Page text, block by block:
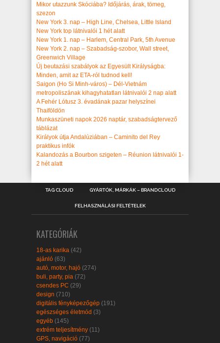
Mikor utazzunk Skóciába? Időjárás, árak, tömeg,
szezon
New York 3. nap – High Line, Chelsea, Little Island
New York top látnivalói 1 hét alatt
New York 1. nap – Harlem, Central Park, 5th Avenue
New York 2. nap – Szabadság-szobor, Wall street,
Greenwich Village
Új beutazási szabályok az Egyesült Királyságba:
Minden, amit az ETA-ról tudnod kell!
Saigon (Ho Si Minh-város) – Dél-Vietnám
metropoliszának kihagyhatatlan látnivalói 2 nap alatt
A Fehér Lótusz 3. évadának pazar helyszínei
Thaiföldön
Munkaszüneti napok 2026 naptár, szabadságtervező
táblázat
Királyok útja Andalúziában – Caminito del Rey
praktikus infók
Kalandozás a Bourbon szigeten – Réunion látnivalói 1-
2 hét alatt
TAG CLOUD GYÁRTÓK, MÁRKÁK – BRANDCLOUD
FELHASZNÁLÁSI FELTÉTELEK
KATEGÓRIÁK
18-as karika (42)
ajánló (63)
autó, motor, hajó (274)
buli, party, pia (72)
csendes PC (29)
design (710)
digitális fényképezőgép (191)
egészséges életmód (3)
egyéb (145)
extrém teljesítmény (11)
GPS, navigáció (77)